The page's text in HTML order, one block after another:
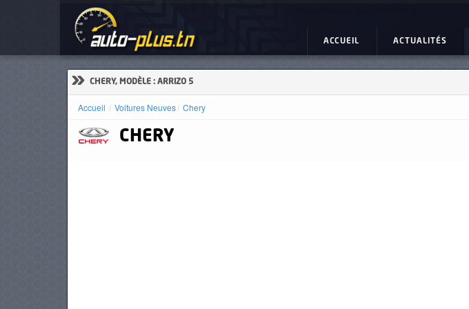
ACCUEIL ACTUALITÉS
» CHERY, MODÈLE : ARRIZO 5
Accueil Voitures Neuves Chery
CHERY
ACTUALITÉS
VOITURES